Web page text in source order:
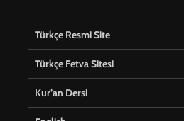
Türkçe Resmi Site
Türkçe Fetva Sitesi
Kur’an Dersi